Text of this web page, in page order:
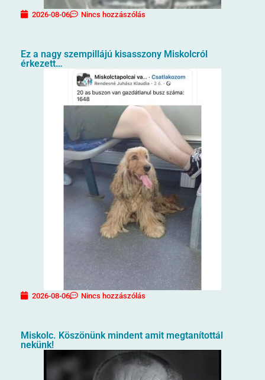
2026-08-06 Nincs hozzászólás
Ez a nagy szempillájú kisasszony Miskolcról
érkezett…
2026-08-06 Nincs hozzászólás
Miskolc. Köszönünk mindent amit megtanítottál
nekünk!